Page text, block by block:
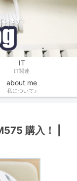
います♪
IT
IT関連
about me
私について♪
購入！ |